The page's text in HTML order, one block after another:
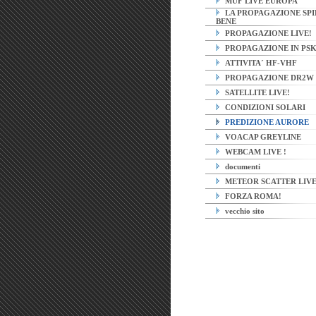
LA PROPAGAZIONE
BENE
PROPAGAZIONE LIVE!
PROPAGAZIONE IN PSK
ATTIVITA´ HF-VHF
PROPAGAZIONE DR2W
SATELLITE LIVE!
CONDIZIONI SOLARI
PREDIZIONE AURORE
VOACAP GREYLINE
WEBCAM LIVE !
documenti
METEOR SCATTER LIVE
FORZA ROMA!
vecchio sito